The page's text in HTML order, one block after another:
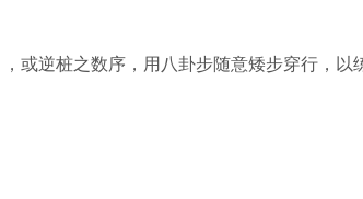
或逆桩之数序，用八卦步随意矮步穿行，以